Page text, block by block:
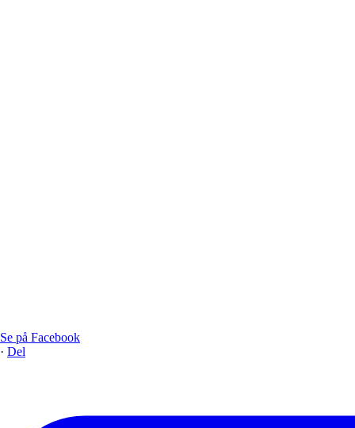
Se på Facebook
· Del